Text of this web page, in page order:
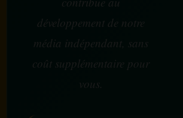
développement de notre
média indépendant, sans
coût supplémentaire pour
vous.